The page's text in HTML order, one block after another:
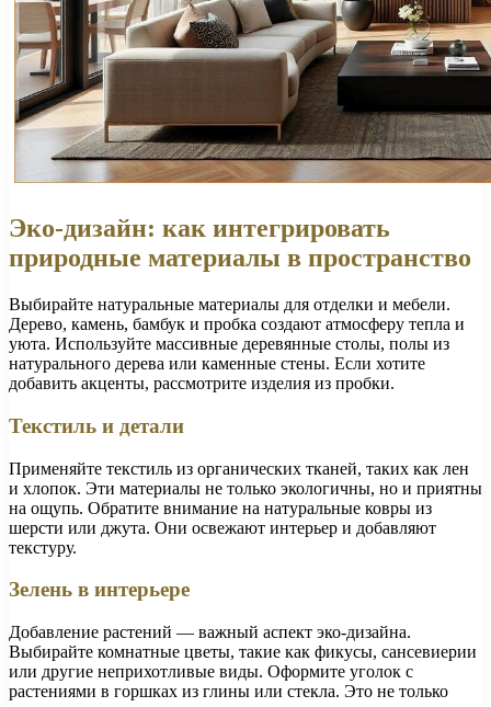
Эко-дизайн: как интегрировать
природные материалы в пространство
Выбирайте натуральные материалы для отделки и мебели.
Дерево, камень, бамбук и пробка создают атмосферу тепла и
уюта. Используйте массивные деревянные столы, полы из
натурального дерева или каменные стены. Если хотите
добавить акценты, рассмотрите изделия из пробки.
Текстиль и детали
Применяйте текстиль из органических тканей, таких как лен
и хлопок. Эти материалы не только экологичны, но и приятны
на ощупь. Обратите внимание на натуральные ковры из
шерсти или джута. Они освежают интерьер и добавляют
текстуру.
Зелень в интерьере
Добавление растений — важный аспект эко-дизайна.
Выбирайте комнатные цветы, такие как фикусы, сансевиерии
или другие неприхотливые виды. Оформите уголок с
растениями в горшках из глины или стекла. Это не только